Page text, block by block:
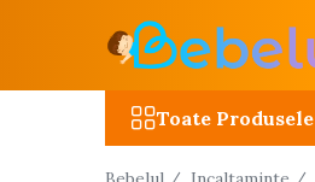
Toate Produsele